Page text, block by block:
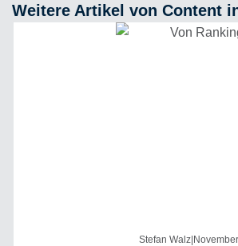
Weitere Artikel von Content
Stefan Walz